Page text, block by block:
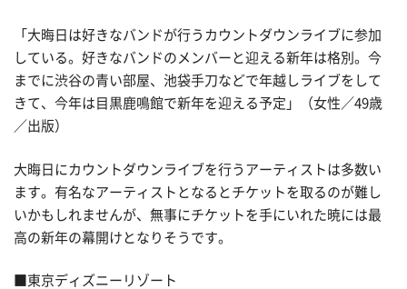
「大晦日は好きなバンドが行うカウントダウンライブに参加
している。好きなバンドのメンバーと迎える新年は格別。今
までに渋谷の青い部屋、池袋手刀などで年越しライブをして
きて、今年は目黒鹿鳴館で新年を迎える予定」（女性／49歳
／出版）
大晦日にカウントダウンライブを行うアーティストは多数い
ます。有名なアーティストとなるとチケットを取るのが難し
いかもしれませんが、無事にチケットを手にいれた暁には最
高の新年の幕開けとなりそうです。
■東京ディズニーリゾート